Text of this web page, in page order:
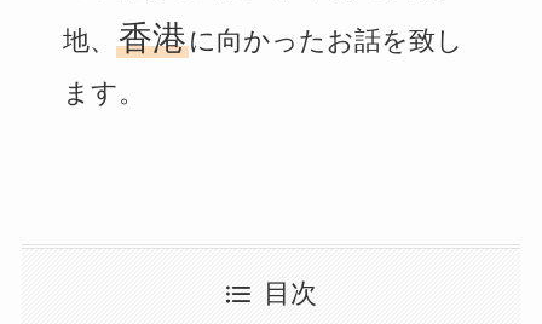
地、 香港に向かったお話を致し
ます。
目次